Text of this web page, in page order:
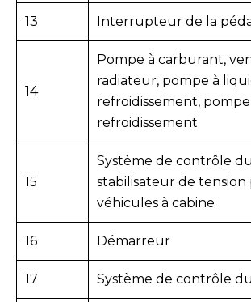
13 Interrupteur de la
14
Pompe à carburant,
radiateur, pompe à
refroidissement,
refroidissement
15
Système de contrôle
stabilisateur de
véhicules à cabine
16 Démarreur
17 Système de contrôle